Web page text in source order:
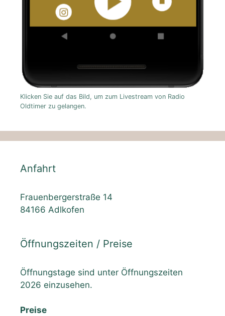
Klicken Sie auf das Bild, um zum Livestream von Radio
Oldtimer zu gelangen.
Anfahrt
Frauenbergerstraße 14
84166 Adlkofen
Öffnungszeiten / Preise
Öffnungstage sind unter Öffnungszeiten
2026 einzusehen.
Preise